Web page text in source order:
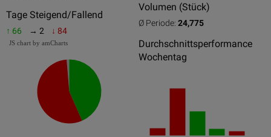
Tage Steigend/Fallend
↑ 66 → 2 ↓ 84
JS chart by amCharts
Volumen (Stück)
Ø Periode: 24,775
Durchschnittsperformance
Wochentag